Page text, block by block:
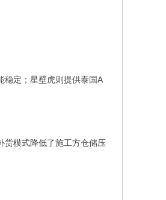
稳定；星壁虎则提供泰国A
货模式降低了施工方仓储压